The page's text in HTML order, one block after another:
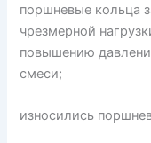
поршневые кольца
чрезмерной
повышению
смеси;
износились